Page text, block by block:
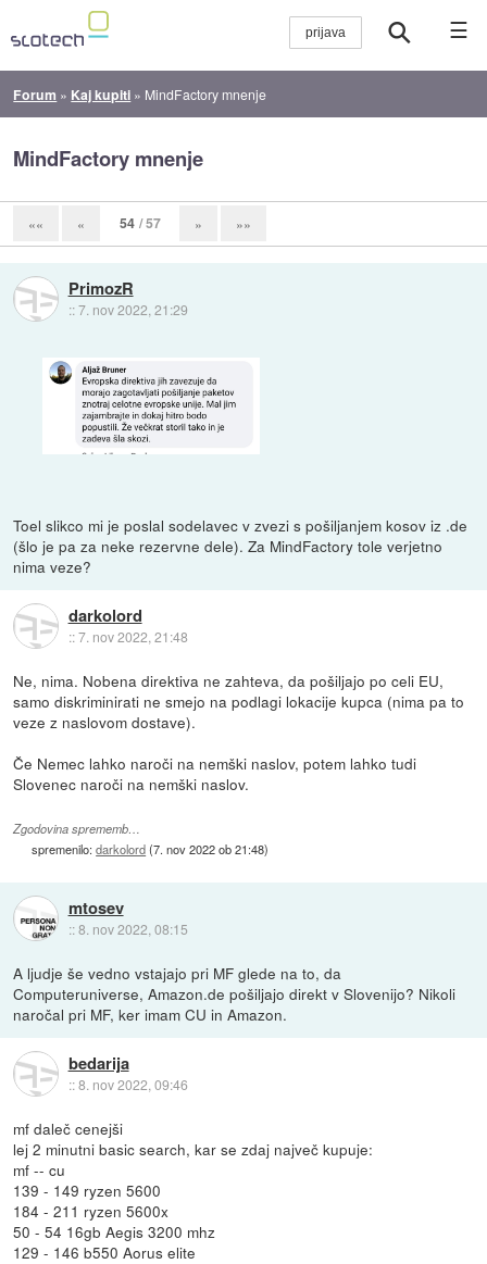
☰
Forum » Kaj kupiti » MindFactory mnenje
MindFactory mnenje
«« « 54 / 57 » »»
PrimozR
::7. nov 2022, 21:29
Toel slikco mi je poslal sodelavec v zvezi s pošiljanjem kosov iz .de
(šlo je pa za neke rezervne dele). Za MindFactory tole verjetno
nima veze?
darkolord
::7. nov 2022, 21:48
Ne, nima. Nobena direktiva ne zahteva, da pošiljajo po celi EU,
samo diskriminirati ne smejo na podlagi lokacije kupca (nima pa to
veze z naslovom dostave).
Če Nemec lahko naroči na nemški naslov, potem lahko tudi
Slovenec naroči na nemški naslov.
Zgodovina sprememb…
spremenilo:darkolord(7. nov 2022 ob 21:48)
mtosev
::8. nov 2022, 08:15
A ljudje še vedno vstajajo pri MF glede na to, da
Computeruniverse, Amazon.de pošiljajo direkt v Slovenijo? Nikoli
naročal pri MF, ker imam CU in Amazon.
bedarija
::8. nov 2022, 09:46
mf daleč cenejši
lej 2 minutni basic search, kar se zdaj največ kupuje:
mf -- cu
139 - 149 ryzen 5600
184 - 211 ryzen 5600x
50 - 54 16gb Aegis 3200 mhz
129 - 146 b550 Aorus elite